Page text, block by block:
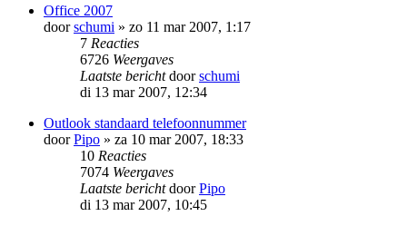
Office 2007
doorschumi » zo 11 mar 2007, 1:17
7 Reacties
6726 Weergaves
Laatste berichtdoorschumi
di 13 mar 2007, 12:34
Outlook standaard telefoonnummer
doorPipo » za 10 mar 2007, 18:33
10 Reacties
7074 Weergaves
Laatste berichtdoorPipo
di 13 mar 2007, 10:45